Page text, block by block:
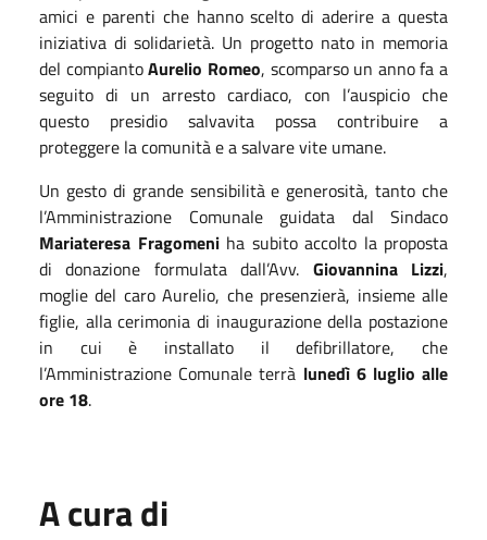
amici e parenti che hanno scelto di aderire a questa
iniziativa di solidarietà. Un progetto nato in memoria
del compiantoAurelio Romeo, scomparso un anno fa a
seguito di un arresto cardiaco, con l’auspicio che
questo presidio salvavita possa contribuire a
proteggere la comunità e a salvare vite umane.
Un gesto di grande sensibilità e generosità, tanto che
l’Amministrazione Comunale guidata dal Sindaco
Mariateresa Fragomeniha subito accolto la proposta
di donazione formulata dall’Avv. Giovannina Lizzi,
moglie del caro Aurelio, che presenzierà, insieme alle
figlie, alla cerimonia di inaugurazione della postazione
in cui è installato il defibrillatore, che
l’Amministrazione Comunale terrà lunedì 6 luglio alle
ore 18.
A cura di